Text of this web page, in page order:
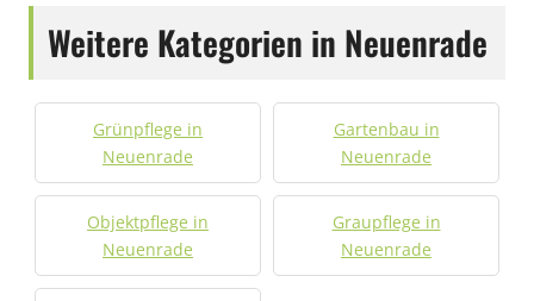
Weitere Kategorien in Neuenrade
Grünpflege in
Neuenrade
Gartenbau in
Neuenrade
Objektpflege in
Neuenrade
Graupflege in
Neuenrade